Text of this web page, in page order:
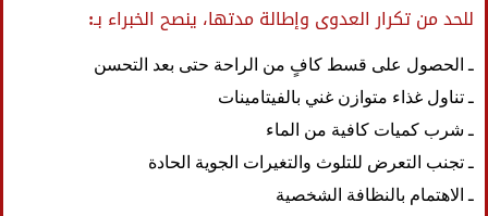
للحد من تكرار العدوى وإطالة مدتها، ينصح الخبراء بـ:
ـ الحصول على قسط كافٍ من الراحة حتى بعد التحسن
ـ تناول غذاء متوازن غني بالفيتامينات
ـ شرب كميات كافية من الماء
ـ تجنب التعرض للتلوث والتغيرات الجوية الحادة
ـ الاهتمام بالنظافة الشخصية